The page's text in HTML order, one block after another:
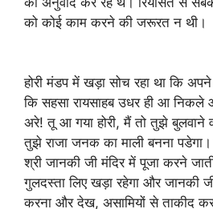
को कोई काम करने की जरूरत न थी।
होरी मंडप में खड़ा सोच रहा था कि
कि सहसा रायसाहब उधर ही आ
अरे! तू आ गया होरी, मैं तो तुझे बुलवाने
तुझे राजा जनक का माली बनना
श्री जानकी जी मंदिर में पूजा करने
गुलदस्ता लिए खड़ा रहेगा और जानकी
करना और देख, असामियों से ताकीद